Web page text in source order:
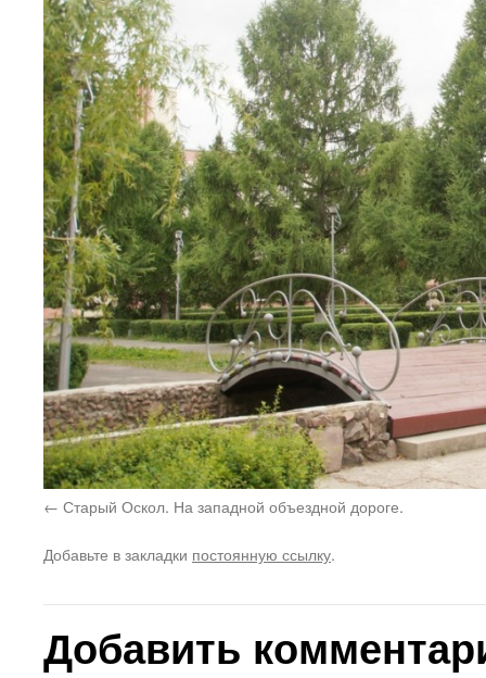
Старый Оскол. На западной объездной дороге.
Добавьте в закладки постоянную ссылку.
Добавить